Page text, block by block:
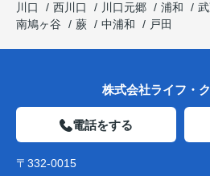
川口
西川口 川口元郷 浦和
南鳩ヶ谷
蕨 中浦和 戸田
株式会社ライフ・
電話をする
〒332-0015